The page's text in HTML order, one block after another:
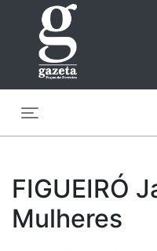
FIGUEIRÓ
Mulheres